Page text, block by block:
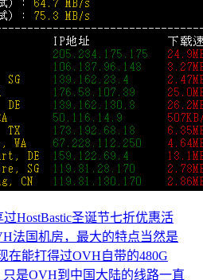
HostBastic圣诞节七折优惠活
法国机房，最大的特点当然是
在能打得过OVH自带的480G
是OVH到中国大陆的线路一直